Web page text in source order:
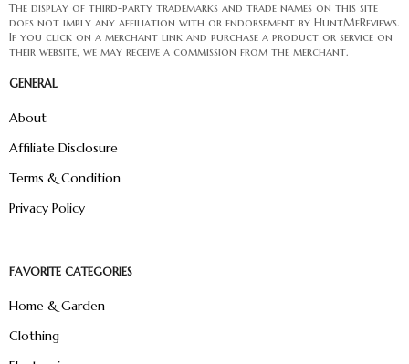
The display of third-party trademarks and trade names on this site
does not imply any affiliation with or endorsement by HuntMeReviews.
If you click on a merchant link and purchase a product or service on
their website, we may receive a commission from the merchant.
GENERAL
About
Affiliate Disclosure
Terms & Condition
Privacy Policy
FAVORITE CATEGORIES
Home & Garden
Clothing